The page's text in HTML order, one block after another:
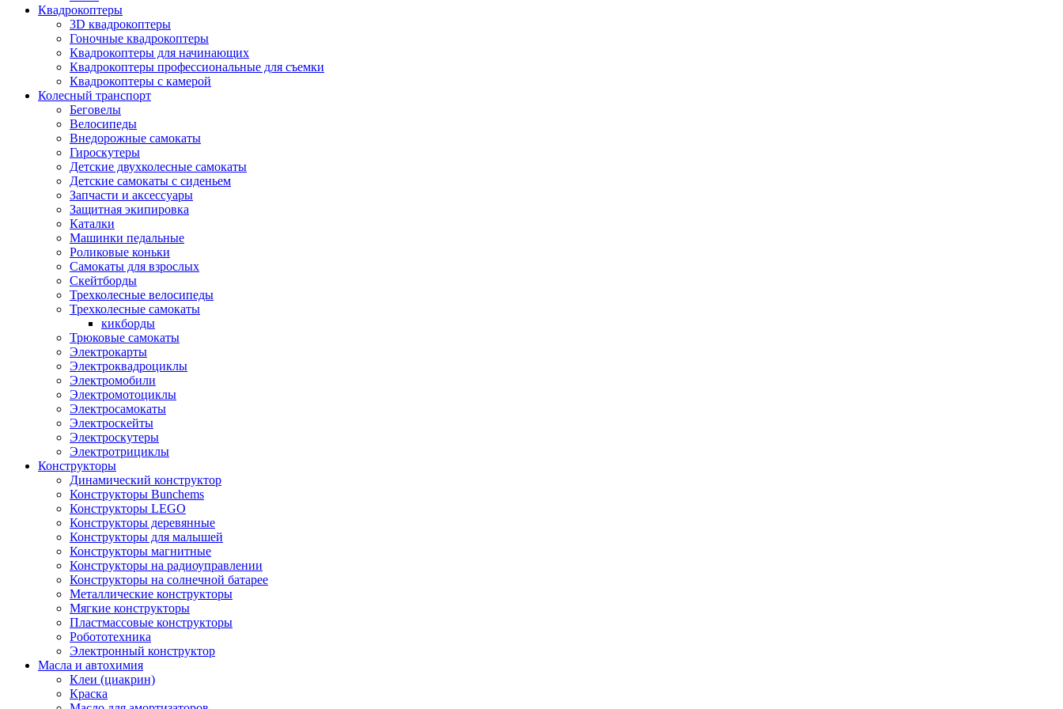
Квадрокоптеры
3D квадрокоптеры
Гоночные квадрокоптеры
Квадрокоптеры для начинающих
Квадрокоптеры профессиональные для съемки
Квадрокоптеры с камерой
Колесный транспорт
Беговелы
Велосипеды
Внедорожные самокаты
Гироскутеры
Детские двухколесные самокаты
Детские самокаты с сиденьем
Запчасти и аксессуары
Защитная экипировка
Каталки
Машинки педальные
Роликовые коньки
Самокаты для взрослых
Скейтборды
Трехколесные велосипеды
Трехколесные самокаты
кикборды
Трюковые самокаты
Электрокарты
Электроквадроциклы
Электромобили
Электромотоциклы
Электросамокаты
Электроскейты
Электроскутеры
Электротрициклы
Конструкторы
Динамический конструктор
Конструкторы Bunchems
Конструкторы LEGO
Конструкторы деревянные
Конструкторы для малышей
Конструкторы магнитные
Конструкторы на радиоуправлении
Конструкторы на солнечной батарее
Металлические конструкторы
Мягкие конструкторы
Пластмассовые конструкторы
Робототехника
Электронный конструктор
Масла и автохимия
Клеи (циакрин)
Краска